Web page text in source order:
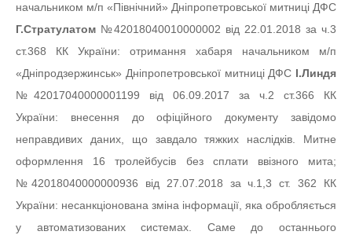
начальником м/п «Північний» Дніпропетровської митниці ДФС
Г.Стратулатом №42018040010000002 від 22.01.2018 за ч.3
ст.368 КК України: отримання хабаря начальником м/п
«Дніпродзержинськ» Дніпропетровської митниці ДФС І.Линдя
№42017040000001199 від 06.09.2017 за ч.2 ст.366 КК
України: внесення до офіційного документу завідомо
неправдивих даних, що завдало тяжких наслідків. Митне
оформлення 16 тролейбусів без сплати ввізного мита;
№42018040000000936 від 27.07.2018 за ч.1,3 ст. 362 КК
України: несанкціонована зміна інформації, яка обробляється
у автоматизованих системах. Саме до останнього